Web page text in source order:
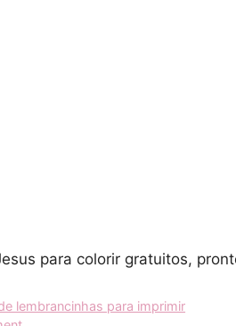
para colorir gratuitos,
lembrancinhas para imprimir